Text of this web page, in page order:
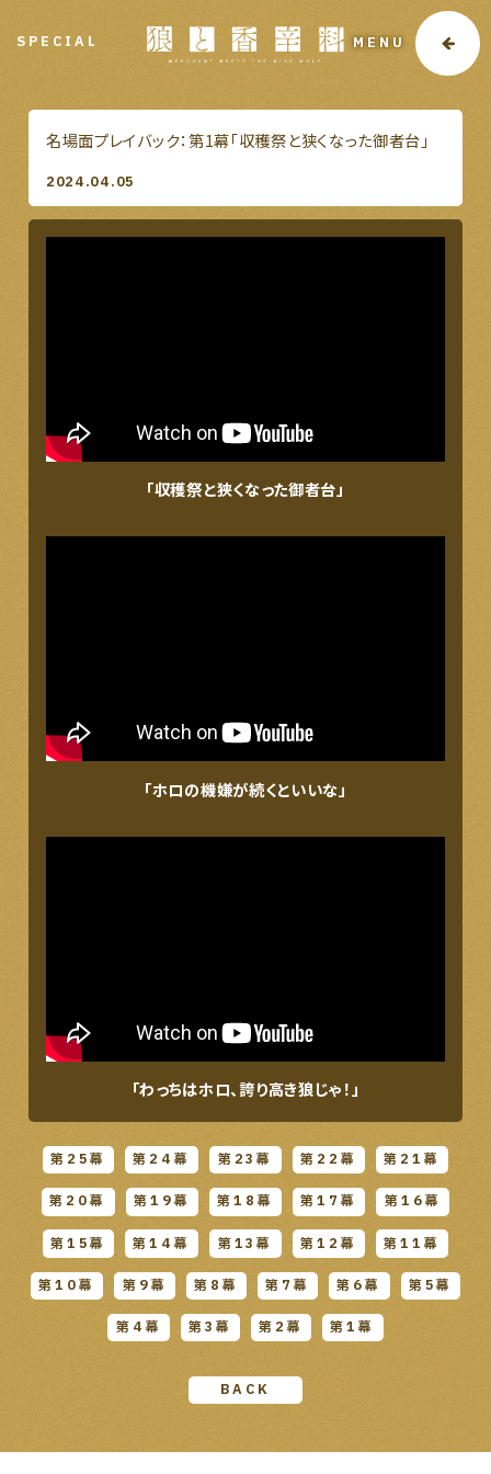
MENU
SPECIAL
2024.04.05
名場面プレイバック：第1幕「収穫祭と狭くなった御者台」
「収穫祭と狭くなった御者台」
「ホロの機嫌が続くといいな」
「わっちはホロ、誇り高き狼じゃ！」
第25幕 第24幕 第23幕 第22幕 第21幕
第20幕 第19幕 第18幕 第17幕 第16幕
第15幕 第14幕 第13幕 第12幕 第11幕
第10幕 第9幕 第8幕 第7幕 第6幕 第5幕
第4幕 第3幕 第2幕 第1幕
BACK